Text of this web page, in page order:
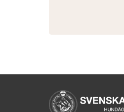
Köpa hund startsida